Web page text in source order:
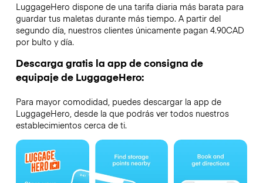
LuggageHero dispone de una tarifa diaria más barata para
guardar tus maletas durante más tiempo. A partir del
segundo día, nuestros clientes únicamente pagan 4.90CAD
por bulto y día.
Descarga gratis la app de consigna de
equipaje de LuggageHero:
Para mayor comodidad, puedes descargar la app de
LuggageHero, desde la que podrás ver todos nuestros
establecimientos cerca de ti.